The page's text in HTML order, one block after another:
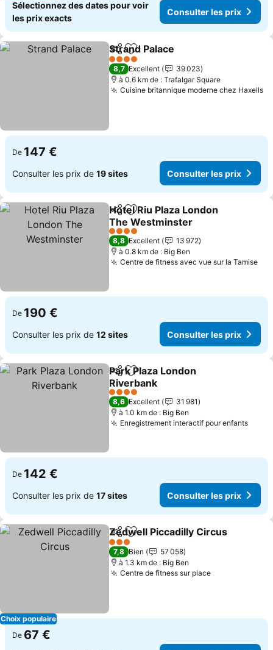
Sélectionnez des dates pour voir
les prix exacts
Consulter les prix
PartagerAjouter à mes favoris
Strand Palace
4 Étoiles
8,7 Excellent
39 023
à 0.6 km de : Trafalgar Square
Cuisine britannique moderne chez Haxells
De 147 €
Consulter les prix de 19 sites Consulter les prix
PartagerAjouter à mes favoris
Hotel Riu Plaza London
The Westminster
Consulter les prix
4 Étoiles
8,8 Excellent
13 972
à 0.8 km de : Big Ben
Centre de fitness avec vue sur la Tamise
De 190 €
Consulter les prix de 12 sites Consulter les prix
PartagerAjouter à mes favoris
Park Plaza London
Riverbank
Consulter les prix
4 Étoiles
8,6 Excellent
31 981
à 1.0 km de : Big Ben
Enregistrement interactif pour enfants
De 142 €
Consulter les prix de 17 sites Consulter les prix
Choix populaire
PartagerAjouter à mes favoris
Zedwell Piccadilly Circus
3 Étoiles
7,8 Bien
57 058
à 1.3 km de : Big Ben
Centre de fitness sur placeConsulter
De 67 €